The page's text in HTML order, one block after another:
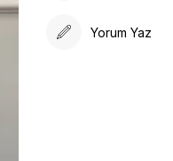
Yorum Yaz